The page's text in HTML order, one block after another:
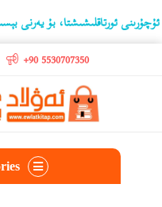
بۇ يەرنى بېسىپ بىز بىلەن
+90 5530707350